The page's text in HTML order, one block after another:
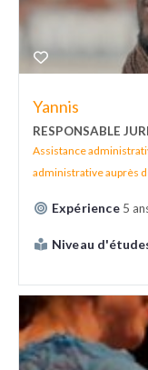
Yannis
RESPONSABLE
Assistance
administrative auprès
Expérience 5
Niveau